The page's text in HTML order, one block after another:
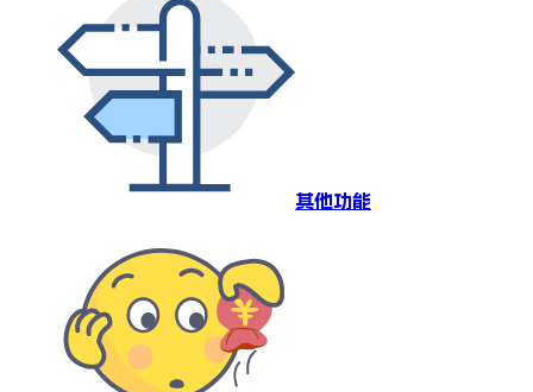
其他功能